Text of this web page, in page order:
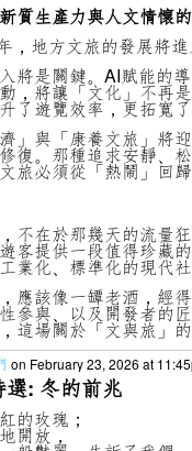
質生產力與人文情懷
，地方文旅的發展將進
將是關鍵。AI賦能的
，將讓「文化」不再
了遊覽效率，更拓寬
」與「康養文旅」將
復。那種追求安靜、
旅必須從「熱鬧」回
不在於那幾天的流量
客提供一段值得珍藏
化、標準化的現代
應該像一罈老酒，經
參與、以及開發者的
這場關於「文與旅」
on February 23, 2026 at
選: 冬的前兆
的玫瑰；
開放，